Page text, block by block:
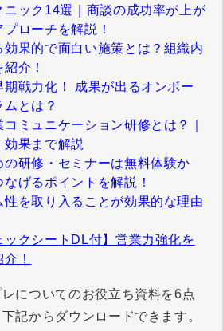
ニック14選｜商談の成功率が上が
ローチを解説！
果的で面白い施策とは？組織内
介！
戦力化！ 成果が出るオンボー
とは？
ミュニケーション研修とは？｜
果まで解説
の研修・セミナーは無料体験か
げるポイントを解説！
を取り入ることが効果的な理由
ックシートDL付】営業力強化を
！
についてのお役立ち資料を6点
記からダウンロードできます。